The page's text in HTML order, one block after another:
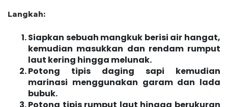
Langkah:
Siapkan sebuah mangkuk berisi air hangat,
kemudian masukkan dan rendam rumput
laut kering hingga melunak.
Potong tipis daging sapi kemudian
marinasi menggunakan garam dan lada
bubuk.